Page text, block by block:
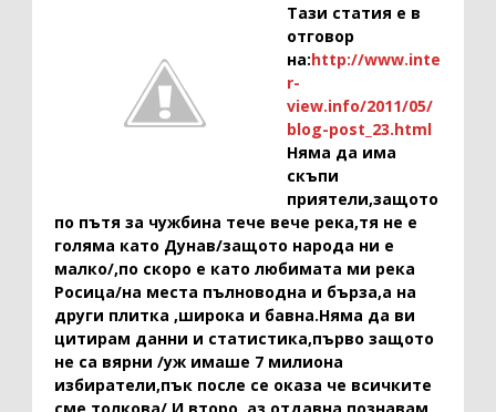
Тази статия е в
отговор
на:http://www.inte
r-
view.info/2011/05/
blog-post_23.html
Няма да има
скъпи
приятели,защото
по пътя за чужбина тече вече река,тя не е
голяма като Дунав/защото народа ни е
малко/,по скоро е като любимата ми река
Росица/на места пълноводна и бърза,а на
други плитка ,широка и бавна.Няма да ви
цитирам данни и статистика,първо защото
не са вярни /уж имаше 7 милиона
избиратели,пък после се оказа че всичките